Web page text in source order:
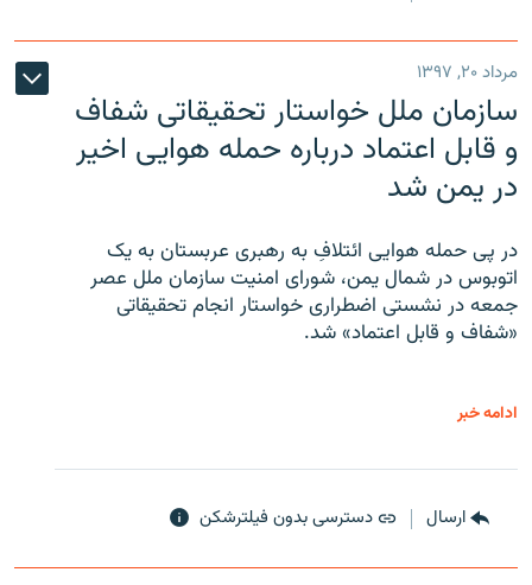
مرداد ۲۰, ۱۳۹۷
سازمان ملل خواستار تحقیقاتی شفاف
و قابل اعتماد درباره حمله هوایی اخیر
در یمن شد
در پی حمله هوایی ائتلافِ به رهبری عربستان به یک
اتوبوس در شمال یمن، شورای امنیت سازمان ملل عصر
جمعه در نشستی اضطراری خواستار انجام تحقیقاتی
«شفاف و قابل اعتماد» شد.
ادامه خبر
ارسال دسترسی بدون فیلترشکن